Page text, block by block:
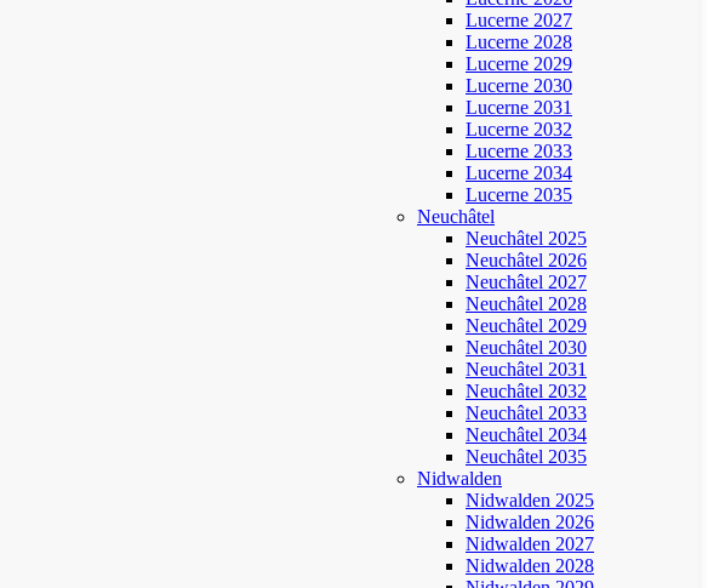
Lucerne 2027
Lucerne 2028
Lucerne 2029
Lucerne 2030
Lucerne 2031
Lucerne 2032
Lucerne 2033
Lucerne 2034
Lucerne 2035
Neuchâtel
Neuchâtel 2025
Neuchâtel 2026
Neuchâtel 2027
Neuchâtel 2028
Neuchâtel 2029
Neuchâtel 2030
Neuchâtel 2031
Neuchâtel 2032
Neuchâtel 2033
Neuchâtel 2034
Neuchâtel 2035
Nidwalden
Nidwalden 2025
Nidwalden 2026
Nidwalden 2027
Nidwalden 2028